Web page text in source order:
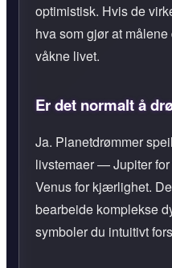
optimistisk. Hvis de
hva som gjør at
våkne livet.
Er det normalt å
Ja. Planetdrømmer
livstemaer — Jupiter for
Venus for kjærlighet.
bearbeide komplekse
symboler du intuitivt